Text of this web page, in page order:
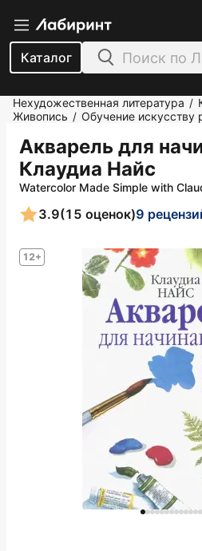
Каталог
Нехудожественная литература /
Живопись / Обучение искусству
Акварель для
Клаудиа Найс
Watercolor Made Simple with
12+
3.9(15 оценок)9